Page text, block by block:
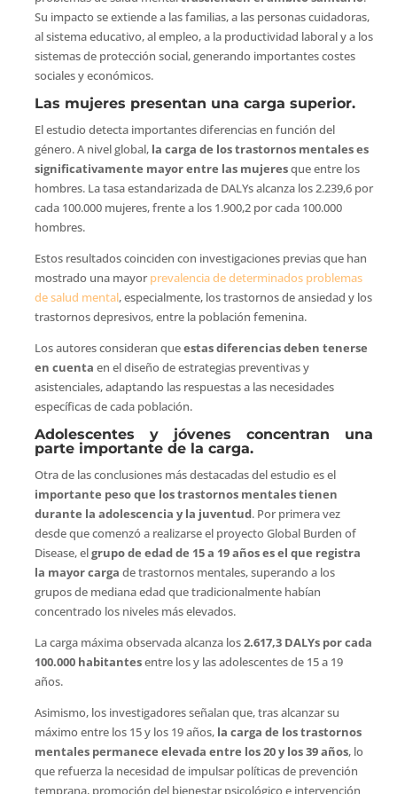
Su impacto se extiende a las familias, a las personas cuidadoras,
al sistema educativo, al empleo, a la productividad laboral y a los
sistemas de protección social, generando importantes costes
sociales y económicos.
Las mujeres presentan una carga superior.
El estudio detecta importantes diferencias en función del
género. A nivel global, la carga de los trastornos mentales es
significativamente mayor entre las mujeresque entre los
hombres. La tasa estandarizada de DALYs alcanza los 2.239,6 por
cada 100.000 mujeres, frente a los 1.900,2 por cada 100.000
hombres.
Estos resultados coinciden con investigaciones previas que han
mostrado una mayorprevalencia de determinados problemas
de salud mental, especialmente, los trastornos de ansiedad y los
trastornos depresivos, entre la población femenina.
Los autores consideran queestas diferencias deben tenerse
en cuenta en el diseño de estrategias preventivas y
asistenciales, adaptando las respuestas a las necesidades
específicas de cada población.
Adolescentes y jóvenes concentran una
parte importante de la carga.
Otra de las conclusiones más destacadas del estudio es el
importante peso que los trastornos mentales tienen
durante la adolescencia y la juventud. Por primera vez
desde que comenzó a realizarse el proyecto Global Burden of
Disease, elgrupo de edad de 15 a 19 años es el que registra
la mayor carga de trastornos mentales, superando a los
grupos de mediana edad que tradicionalmente habían
concentrado los niveles más elevados.
La carga máxima observada alcanza los2.617,3 DALYs por cada
100.000 habitantesentre los y las adolescentes de 15 a 19
años.
Asimismo, los investigadores señalan que, tras alcanzar su
máximo entre los 15 y los 19 años, la carga de los trastornos
mentales permanece elevada entre los 20 y los 39 años, lo
que refuerza la necesidad de impulsar políticas de prevención
temprana, promoción del bienestar psicológico e intervención